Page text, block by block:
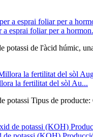
esprai foliar per a
potassi de l'àcid húmic,
la fertilitat del sòl Au...
potassi Tipus de